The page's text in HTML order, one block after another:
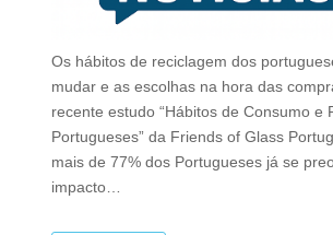
Os hábitos de reciclagem dos
mudar e as escolhas na hora das
recente estudo “Hábitos de Consumo e
Portugueses” da Friends of Glass
mais de 77% dos Portugueses já se
impacto…